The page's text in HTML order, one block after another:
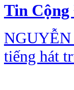
Tin
NGUYỄN
tiếng hát